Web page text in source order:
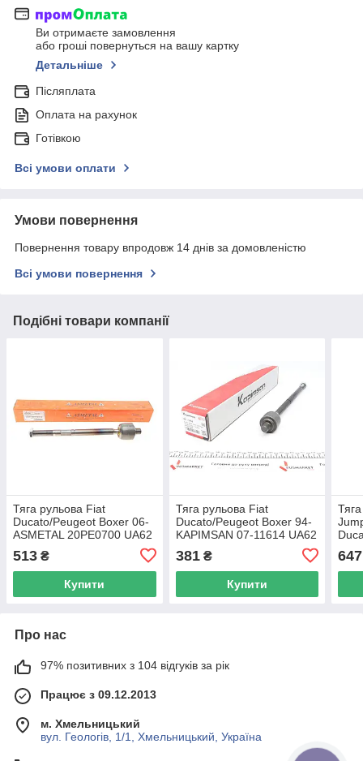
Ви отримаєте замовлення
або гроші повернуться на вашу картку
Детальніше
Післяплата
Оплата на рахунок
Готівкою
Всі умови оплати
Умови повернення
Повернення товару впродовж 14 днів за домовленістю
Всі умови повернення
Подібні товари компанії
Тяга рульова Fiat
Ducato/Peugeot Boxer 06-
ASMETAL 20PE0700 UA62
513 ₴
Купити
Тяга рульова Fiat
Ducato/Peugeot Boxer 94-
KAPIMSAN 07-11614 UA62
381₴
Купити
647
Про нас
97% позитивних з 104 відгуків за рік
Працює з 09.12.2013
м. Хмельницький
вул. Геологів, 1/1, Хмельницький, Україна